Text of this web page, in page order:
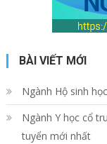
BÀI VIẾT MỚI
Ngành Hộ sinh
Ngành Y học cổ
tuyển mới nhất